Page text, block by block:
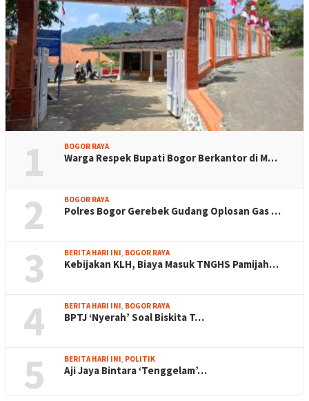
1 BOGOR RAYA
Warga Respek Bupati Bogor Berkantor di M…
2 BOGOR RAYA
Polres Bogor Gerebek Gudang Oplosan Gas …
3 BERITA HARI INI, BOGOR RAYA
Kebijakan KLH, Biaya Masuk TNGHS Pamijah…
4 BERITA HARI INI, BOGOR RAYA
BPTJ ‘Nyerah’ Soal Biskita T…
5 BERITA HARI INI, POLITIK
Aji Jaya Bintara ‘Tenggelam’…